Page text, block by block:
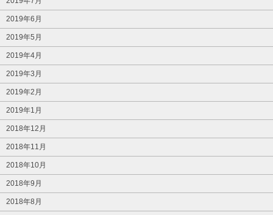
2019年6月
2019年5月
2019年4月
2019年3月
2019年2月
2019年1月
2018年12月
2018年11月
2018年10月
2018年9月
2018年8月